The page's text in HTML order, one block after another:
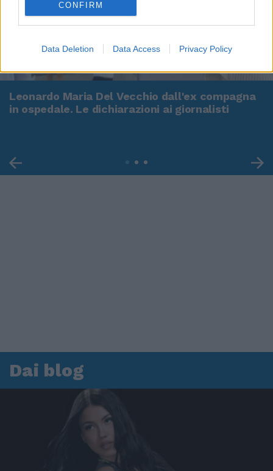
CONFIRM
Data Deletion Data Access Privacy Policy
Leonardo Maria Del Vecchio dall'ex compagna
in ospedale. Le dichiarazioni ai giornalisti
Dai blog